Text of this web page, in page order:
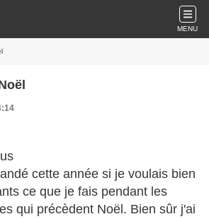
MENU
cette année si je voulais bien
ce que je fais pendant les
qui précèdent Noël. Bien sûr j'ai